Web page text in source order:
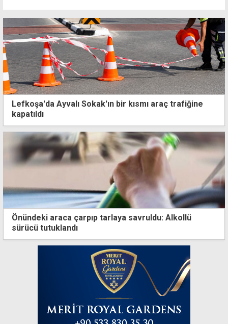
Lefkoşa'da Ayvalı Sokak'ın bir kısmı araç trafiğine
kapatıldı
Önündeki araca çarpıp tarlaya savruldu: Alkollü
sürücü tutuklandı